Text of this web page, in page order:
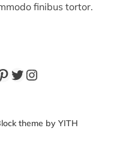
finibus tortor.
X Instagram
theme by YITH